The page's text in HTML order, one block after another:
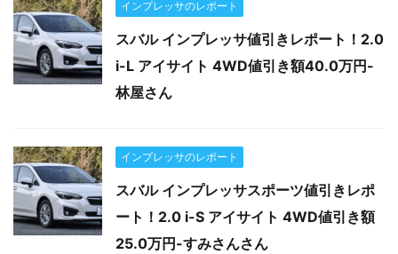
インプレッサのレポート
スバル インプレッサ値引きレポート！2.0
i-L アイサイト 4WD値引き額40.0万円-
林屋さん
インプレッサのレポート
スバル インプレッサスポーツ値引きレポ
ート！2.0 i-S アイサイト 4WD値引き額
25.0万円-すみさんさん